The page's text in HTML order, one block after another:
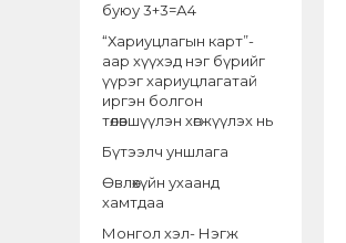
буюу 3+3=А4
“Хариуцлагын карт”-
аар хүүхэд нэг бүрийг
үүрэг хариуцлагатай
иргэн болгон
төлөвшүүлэн хөгжүүлэх нь
Бүтээлч уншлага
Өвлөхүйн ухаанд
хамтдаа
Монгол хэл- Нэгж